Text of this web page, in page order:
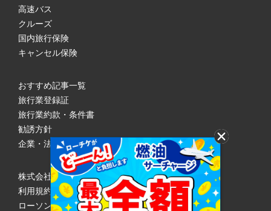
高速バス
クルーズ
国内旅行保険
キャンセル保険
おすすめ記事一覧
旅行業登録証
旅行業約款・条件書
勧誘方針
企業・法人のみなさまへ
株式会社ローソンエンタテインメント
利用規約
ローソンWEB会員規約